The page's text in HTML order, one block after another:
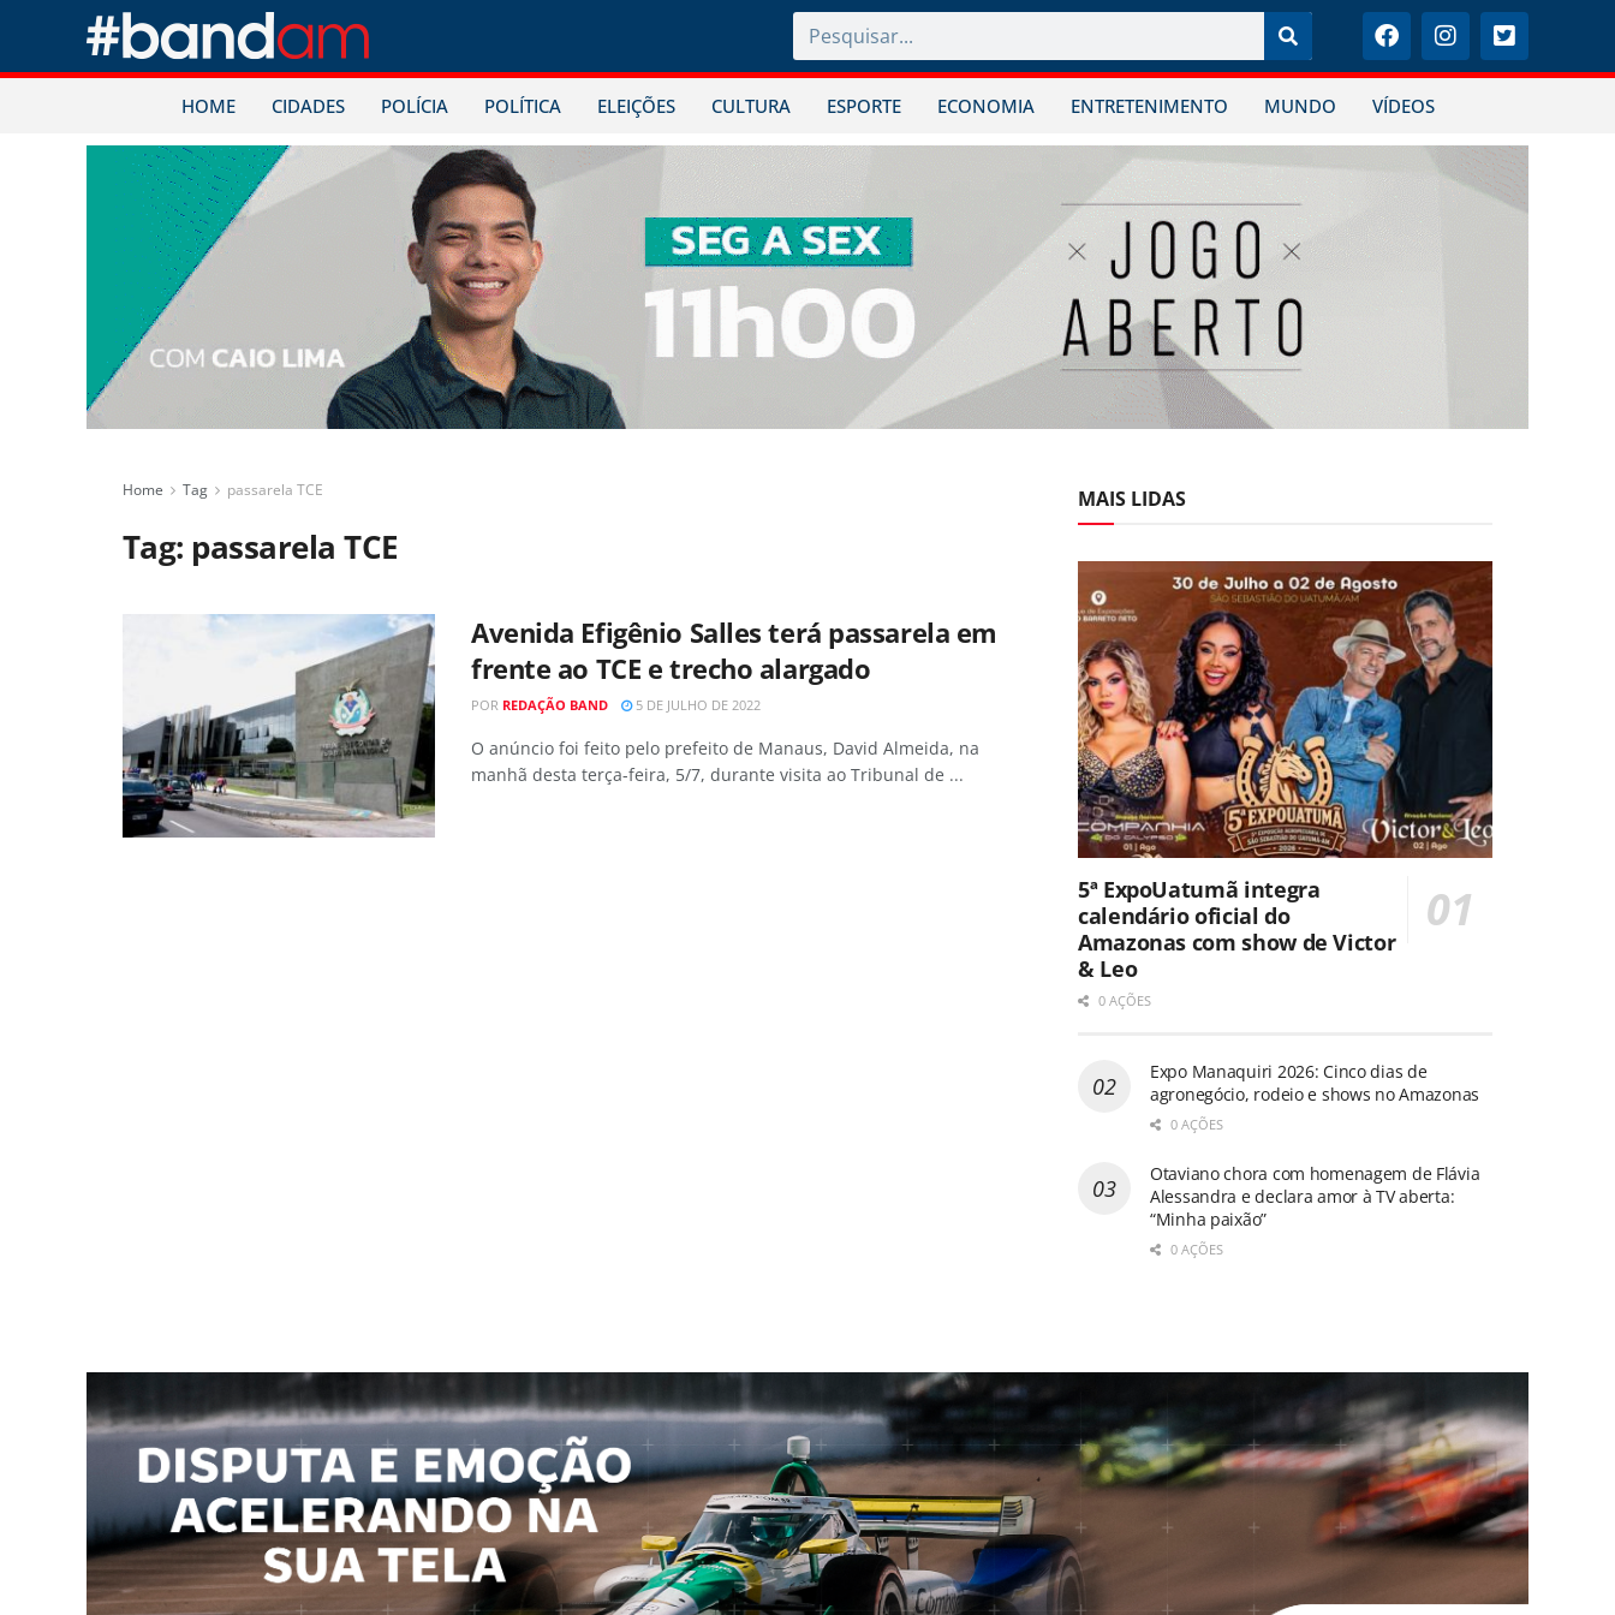
HOME CIDADES POLÍCIA POLÍTICA ELEIÇÕES CULTURA ESPORTE ECONOMIA ENTRETENIMENTO MUNDO VÍDEOS
Home Tag passarela TCE
Tag: passarela TCE
Avenida Efigênio Salles terá passarela em
frente ao TCE e trecho alargado
POR REDAÇÃO BAND 5 DE JULHO DE 2022
O anúncio foi feito pelo prefeito de Manaus, David Almeida, na
manhã desta terça-feira, 5/7, durante visita ao Tribunal de ...
MAIS LIDAS
5ª ExpoUatumã integra
calendário oficial do
Amazonas com show de Victor
& Leo
0 AÇÕES
Expo Manaquiri 2026: Cinco dias de
agronegócio, rodeio e shows no Amazonas
0 AÇÕES
Otaviano chora com homenagem de Flávia
Alessandra e declara amor à TV aberta:
“Minha paixão”
0 AÇÕES